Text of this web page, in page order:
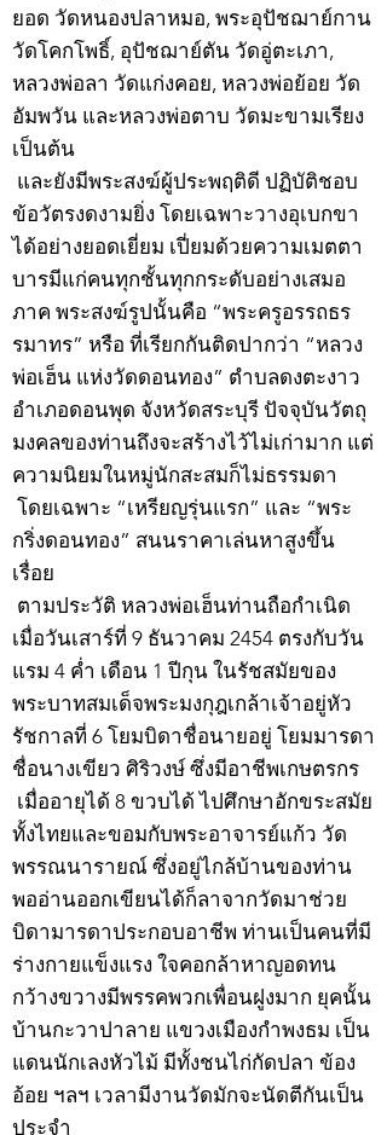
ยอด วัดหนองปลาหมอ, พระอุปัชฌาย์กาน
วัดโคกโพธิ์, อุปัชฌาย์ตัน วัดอู่ตะเภา,
หลวงพ่อลา วัดแก่งคอย, หลวงพ่อย้อย วัด
อัมพวัน และหลวงพ่อตาบ วัดมะขามเรียง
เป็นต้น
และยังมีพระสงฆ์ผู้ประพฤติดี ปฏิบัติชอบ
ข้อวัตรงดงามยิ่ง โดยเฉพาะวางอุเบกขา
ได้อย่างยอดเยี่ยม เปี่ยมด้วยความเมตตา
บารมีแก่คนทุกชั้นทุกกระดับอย่างเสมอ
ภาค พระสงฆ์รูปนั้นคือ “พระครูอรรถธร
รมาทร” หรือ ที่เรียกกันติดปากว่า “หลวง
พ่อเฮ็น แห่งวัดดอนทอง” ตำบลดงตะงาว
อำเภอดอนพุด จังหวัดสระบุรี ปัจจุบันวัตถุ
มงคลของท่านถึงจะสร้างไว้ไม่เก่ามาก แต่
ความนิยมในหมู่นักสะสมก็ไม่ธรรมดา
โดยเฉพาะ “เหรียญรุ่นแรก” และ “พระ
กริ่งดอนทอง” สนนราคาเล่นหาสูงขึ้น
เรื่อย
ตามประวัติ หลวงพ่อเฮ็นท่านถือกำเนิด
เมื่อวันเสาร์ที่ 9 ธันวาคม 2454 ตรงกับวัน
แรม 4 ค่ำ เดือน 1 ปีกุน ในรัชสมัยของ
พระบาทสมเด็จพระมงกุฎเกล้าเจ้าอยู่หัว
รัชกาลที่ 6 โยมบิดาชื่อนายอยู่ โยมมารดา
ชื่อนางเขียว ศิริวงษ์ ซึ่งมีอาชีพเกษตรกร
เมื่ออายุได้ 8 ขวบได้ ไปศึกษาอักขระสมัย
ทั้งไทยและขอมกับพระอาจารย์แก้ว วัด
พรรณนารายณ์ ซึ่งอยู่ไกล้บ้านของท่าน
พออ่านออกเขียนได้ก็ลาจากวัดมาช่วย
บิดามารดาประกอบอาชีพ ท่านเป็นคนที่มี
ร่างกายแข็งแรง ใจคอกล้าหาญอดทน
กว้างขวางมีพรรคพวกเพื่อนฝูงมาก ยุคนั้น
บ้านกะวาปาลาย แขวงเมืองกำพงธม เป็น
แดนนักเลงหัวไม้ มีทั้งชนไก่กัดปลา ข้อง
อ้อย ฯลฯ เวลามีงานวัดมักจะนัดตีกันเป็น
ประจำ